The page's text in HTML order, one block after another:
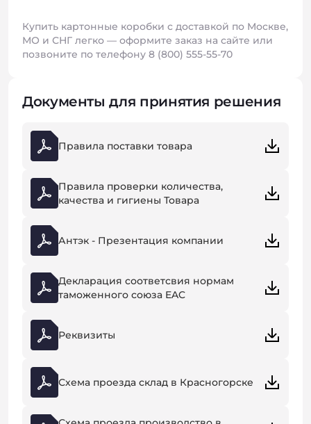
Купить картонные коробки с доставкой по Москве,
МО и СНГ легко — оформите заказ на сайте или
позвоните по телефону 8 (800) 555-55-70
Документы для принятия решения
Правила поставки товара
Правила проверки количества,
качества и гигиены Товара
Антэк - Презентация компании
Декларация соответсвия нормам
таможенного союза EAC
Реквизиты
Схема проезда склад в Красногорске